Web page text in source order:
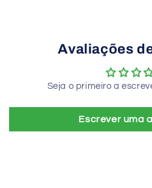
Avaliações
Seja o primeiro a
Escrever uma